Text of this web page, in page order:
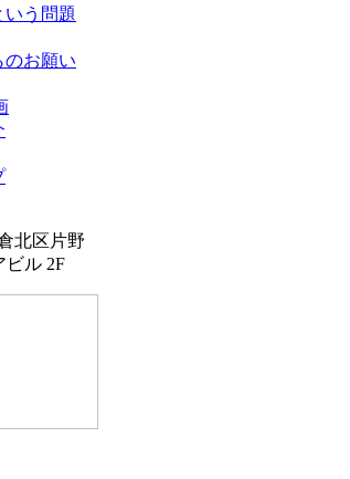
う問題
のお願い
北区片野
ビル 2F